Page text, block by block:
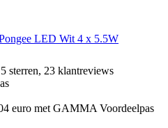
LED Wit 4 x 5.5W
sterren, 23 klantreviews
euro met GAMMA Voordeelpas